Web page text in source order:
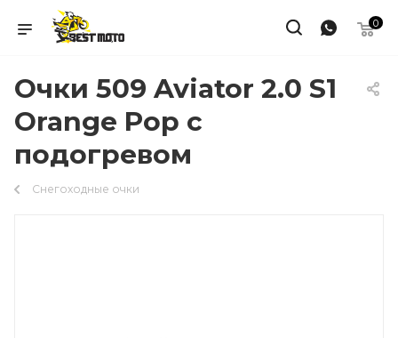
0
Очки 509 Aviator 2.0 S1
Orange Pop с
подогревом
Снегоходные очки